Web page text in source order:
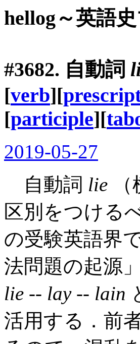
hellog～英語
#3682. 自動詞
[verb][
[participle][
2019-05-27
自動詞 lie
区別をつける
の受験英語界
法問題の起源
lie -- lay-- lain
活用する．前